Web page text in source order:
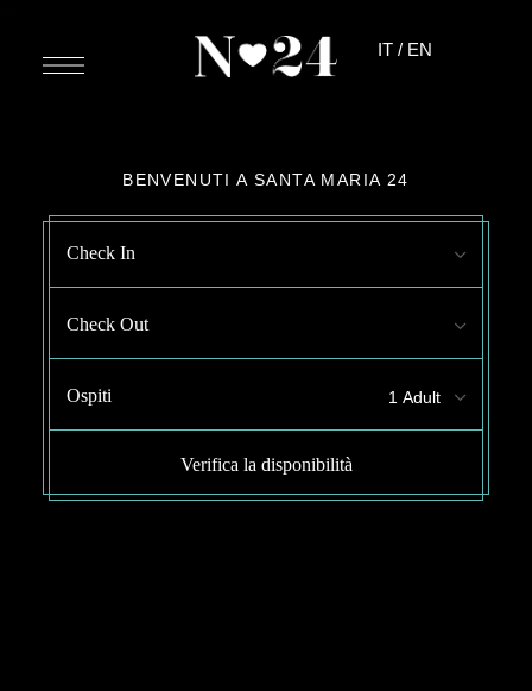
IT / EN
BENVENUTI A SANTA MARIA 24
Check In
Check Out
Ospiti
Verifica la disponibilità